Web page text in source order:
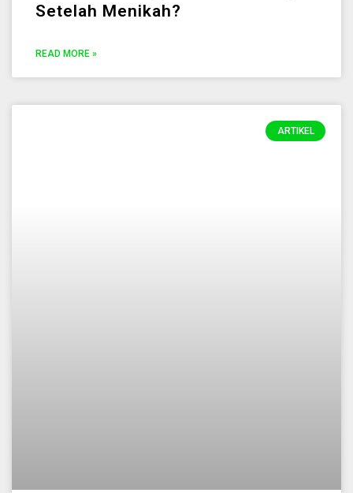
Setelah Menikah?
READ MORE »
ARTIKEL